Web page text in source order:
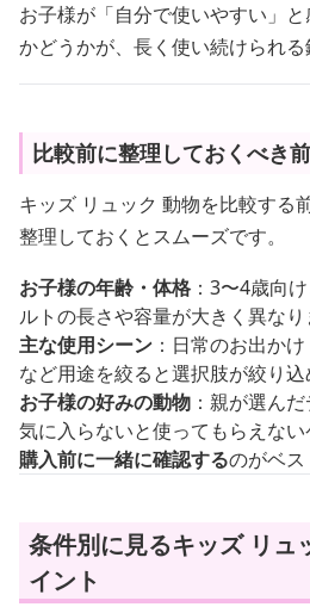
お子様が「自分で使いやすい」
かどうかが、長く使い続けられる
比較前に整理しておくべき
キッズ リュック 動物を比較する
整理しておくとスムーズです。
お子様の年齢・体格 ：3〜4歳向
ルトの長さや容量が大きく異なり
主な使用シーン ：日常のお出か
など用途を絞ると選択肢が絞り込
お子様の好みの動物 ：親が選ん
気に入らないと使ってもらえない
購入前に一緒に確認するのがベス
条件別に見るキッズ リュ
イント